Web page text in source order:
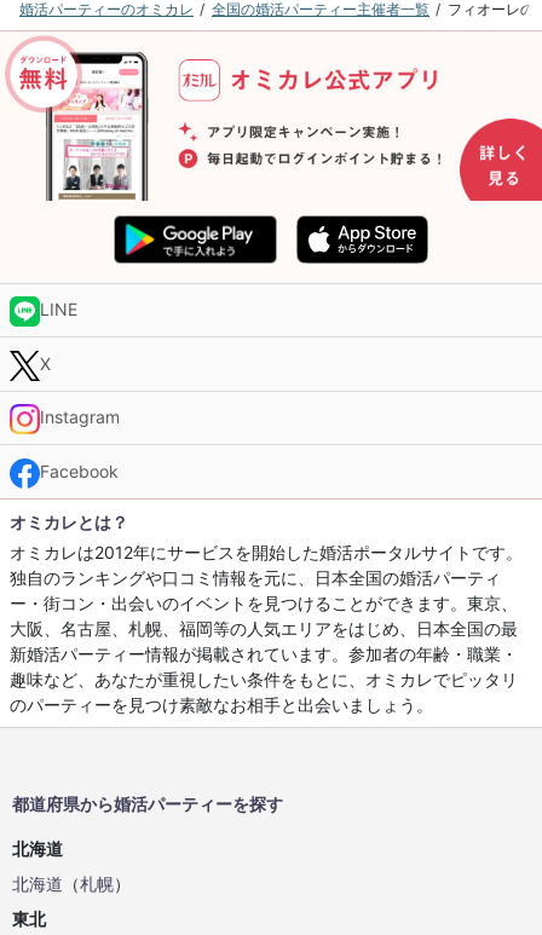
婚活パーティーのオミカレ 全国の婚活パーティー主催者一覧 フィオーレの
LINE
X
Instagram
Facebook
オミカレとは？
オミカレは2012年にサービスを開始した婚活ポータルサイトです。
独自のランキングや口コミ情報を元に、日本全国の婚活パーティ
ー・街コン・出会いのイベントを見つけることができます。東京、
大阪、名古屋、札幌、福岡等の人気エリアをはじめ、日本全国の最
新婚活パーティー情報が掲載されています。参加者の年齢・職業・
趣味など、あなたが重視したい条件をもとに、オミカレでピッタリ
のパーティーを見つけ素敵なお相手と出会いましょう。
都道府県から婚活パーティーを探す
北海道
北海道 （札幌）
東北